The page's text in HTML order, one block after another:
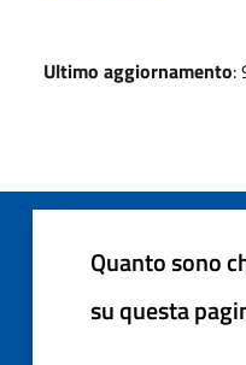
Ultimo aggiornamento:
Quanto sono
su questa